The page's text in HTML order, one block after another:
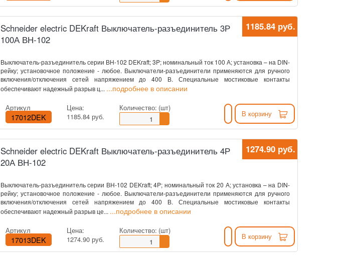
1185.84 руб.
Schneider electric DEKraft Выключатель-разъединитель 3Р
100А ВН-102
Выключатель-разъединитель серии ВН-102 DEKraft; 3P; номинальный ток 100 А; установка – на DIN-
рейку; установочное положение - любое. Выключатели-разъединители применяются для ручного
включения/отключения сетей напряжением до 400 В. Специальные мостиковые контакты
обеспечивают надежный разрыв ц... ...подробнее в описании
Артикул
17012DEK
Цена:
1185.84 руб.
Количество: (шт)
В корзину
1274.90 руб.
Schneider electric DEKraft Выключатель-разъединитель 4Р
20А ВН-102
Выключатель-разъединитель серии ВН-102 DEKraft; 4P; номинальный ток 20 А; установка – на DIN-
рейку; установочное положение - любое. Выключатели-разъединители применяются для ручного
включения/отключения сетей напряжением до 400 В. Специальные мостиковые контакты
обеспечивают надежный разрыв це... ...подробнее в описании
Артикул
17013DEK
Цена:
1274.90 руб.
Количество: (шт)
В корзину